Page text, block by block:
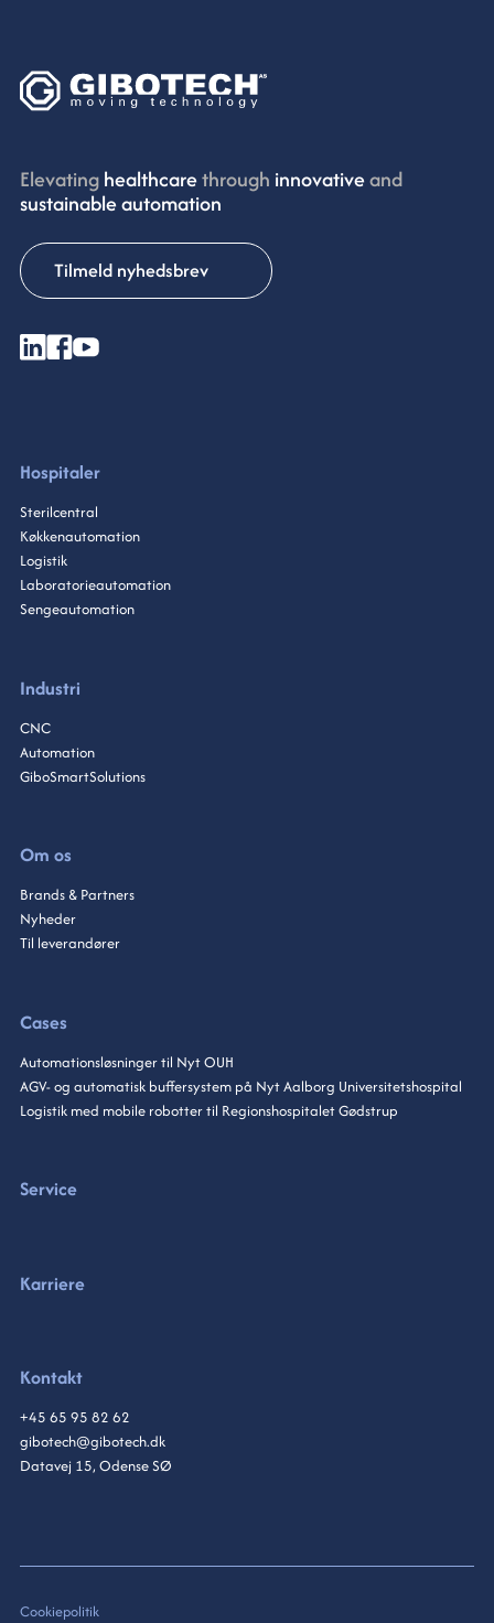
Elevatinghealthcarethrough innovative ​and
sustainable automation
Tilmeld nyhedsbrev
Hospitaler
Sterilcentral
Køkkenautomation
Logistik
Laboratorieautomation
Sengeautomation
Industri
CNC
Automation
GiboSmartSolutions
Om os
Brands & Partners
Nyheder
Til leverandører
Cases
Automationsløsninger til Nyt OUH
AGV- og automatisk buffersystem på Nyt Aalborg Universitetshospital
Logistik med mobile robotter til Regionshospitalet Gødstrup
Service
Karriere
Kontakt
+45 65 95 82 62
gibotech@gibotech.dk
Datavej 15, Odense SØ
Cookiepolitik